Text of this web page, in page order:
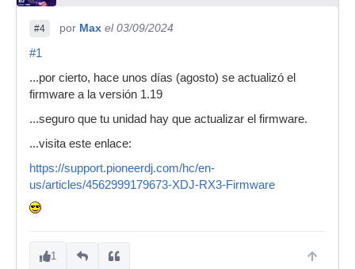
#4 por Max el 03/09/2024
#1
...por cierto, hace unos días (agosto) se actualizó el
firmware a la versión 1.19
...seguro que tu unidad hay que actualizar el firmware.
...visita este enlace:
https://support.pioneerdj.com/hc/en-
us/articles/4562999179673-XDJ-RX3-Firmware
1